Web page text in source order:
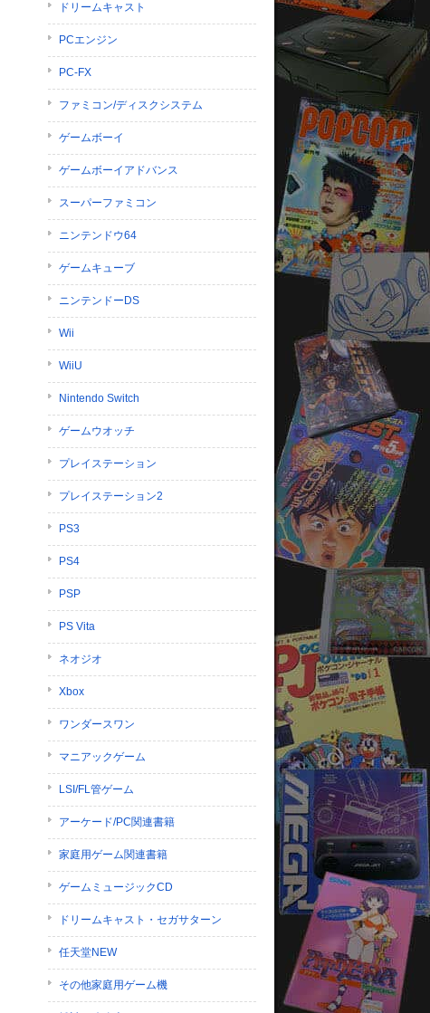
ドリームキャスト
PCエンジン
PC-FX
ファミコン/ディスクシステム
ゲームボーイ
ゲームボーイアドバンス
スーパーファミコン
ニンテンドウ64
ゲームキューブ
ニンテンドーDS
Wii
WiiU
Nintendo Switch
ゲームウオッチ
プレイステーション
プレイステーション2
PS3
PS4
PSP
PS Vita
ネオジオ
Xbox
ワンダースワン
マニアックゲーム
LSI/FL管ゲーム
アーケード/PC関連書籍
家庭用ゲーム関連書籍
ゲームミュージックCD
ドリームキャスト・セガサターン
任天堂NEW
その他家庭用ゲーム機